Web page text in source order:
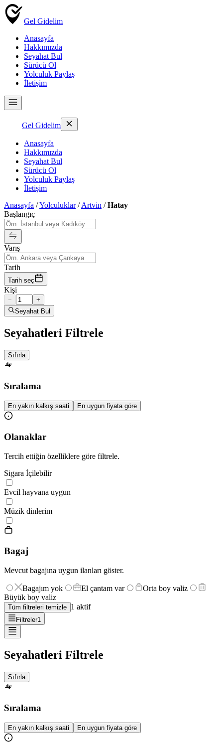
Gel Gidelim
Anasayfa
Hakkımızda
Seyahat Bul
Sürücü Ol
Yolculuk Paylaş
İletişim
Gel Gidelim
Anasayfa
Hakkımızda
Seyahat Bul
Sürücü Ol
Yolculuk Paylaş
İletişim
Anasayfa /Yolculuklar/Artvin /Hatay
Başlangıç
Varış
Tarih
Tarih seç
Kişi
−
+
Seyahat Bul
Seyahatleri Filtrele
Sıfırla
Sıralama
En yakın kalkış saati En uygun fiyata göre
Olanaklar
Tercih ettiğin özelliklere göre filtrele.
Sigara İçilebilir
Evcil hayvana uygun
Müzik dinlerim
Bagaj
Mevcut bagajına uygun ilanları göster.
Bagajım yok El çantam var
Orta boy valiz
Büyük boy valiz
Tüm filtreleri temizle 1 aktif
Filtreler1
Seyahatleri Filtrele
Sıfırla
Sıralama
En yakın kalkış saati En uygun fiyata göre